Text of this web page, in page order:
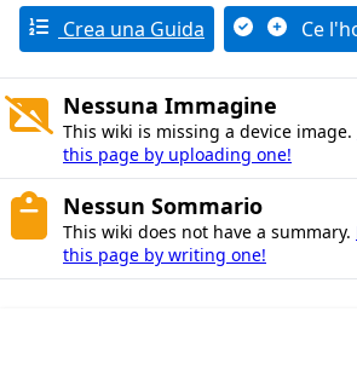
Crea una Guida Ce
Nessuna Immagine
This wiki is missing a device image.
this page by uploading one!
Nessun Sommario
This wiki does not have a summary.
this page by writing one!